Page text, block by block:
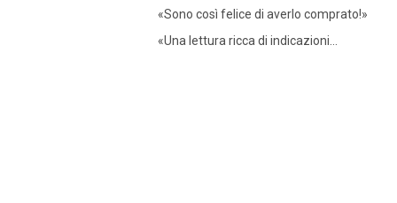
«Sono così felice di averlo comprato!»
«Una lettura ricca di indicazioni...